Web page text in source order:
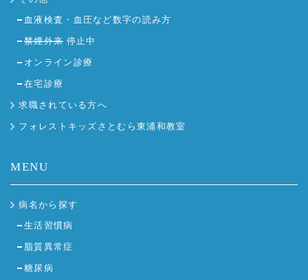
血液検査・血圧など数字の読み方
禁煙外来停止中
オンライン診療
在宅診療
求職されている方へ
フォレストキッズさとむら東浦和教室
MENU
病名から探す
生活習慣病
脂質異常症
糖尿病